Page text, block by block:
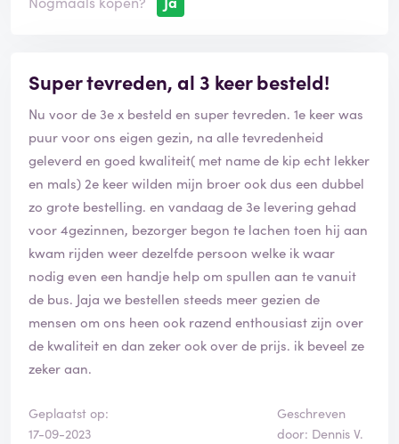
oplossing. Er werd me beloofd dat er contact met mij
verzocht mijn leveringsovereenkomst te ontbinden,
omdat dit mijn consumentenrecht is, en ik heb ook
duidelijk gemaakt dat ik niet over voldoende
opslagruimte beschik om de bestelling op te slaan.
Het duurde bijna twee weken voordat ik een reactie
kreeg, en deze reactie toonde geen enkele bereidheid
om een passende oplossing te vinden. Er werd geen
geld teruggegeven, geen excuses aangeboden, en er
leek zelfs geen wil te zijn om naar een oplossing te
zoeken.
Daarom heb ik, samen met juridische ondersteuning,
aangegeven dat ik niet akkoord ga met deze gang van
zaken en dat ik genoodzaakt ben verdere stappen te
Super tevreden, al 3 keer besteld!
Nu voor de 3e x besteld en super tevreden. 1e keer was
puur voor ons eigen gezin, na alle tevredenheid
geleverd en goed kwaliteit( met name de kip echt lekker
en mals) 2e keer wilden mijn broer ook dus een dubbel
zo grote bestelling. en vandaag de 3e levering gehad
voor 4gezinnen, bezorger begon te lachen toen hij aan
kwam rijden weer dezelfde persoon welke ik waar
nodig even een handje help om spullen aan te vanuit
de bus. Jaja we bestellen steeds meer gezien de
mensen om ons heen ook razend enthousiast zijn over
de kwaliteit en dan zeker ook over de prijs. ik beveel ze
zeker aan.
Geplaatst op:
17-09-2023
Geschreven
door: Dennis V.